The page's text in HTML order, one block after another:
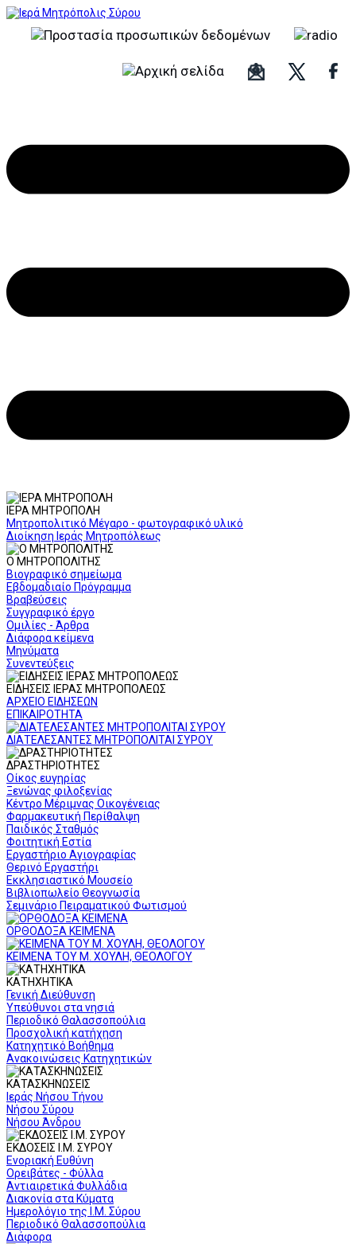
ΙΕΡΑ ΜΗΤΡΟΠΟΛΗ
Μητροπολιτικό Μέγαρο - φωτογραφικό υλικό
Διοίκηση Ιεράς Μητροπόλεως
Ο ΜΗΤΡΟΠΟΛΙΤΗΣ
Βιογραφικό σημείωμα
Εβδομαδιαίο Πρόγραμμα
Βραβεύσεις
Συγγραφικό έργο
Ομιλίες - Άρθρα
Διάφορα κείμενα
Μηνύματα
Συνεντεύξεις
ΕΙΔΗΣΕΙΣ ΙΕΡΑΣ ΜΗΤΡΟΠΟΛΕΩΣ
ΑΡΧΕΙΟ ΕΙΔΗΣΕΩΝ
ΕΠΙΚΑΙΡΟΤΗΤΑ
ΔΙΑΤΕΛΕΣΑΝΤΕΣ ΜΗΤΡΟΠΟΛΙΤΑΙ ΣΥΡΟΥ
ΔΡΑΣΤΗΡΙΟΤΗΤΕΣ
Οίκος ευγηρίας
Ξενώνας φιλοξενίας
Κέντρο Μέριμνας Οικογένειας
Φαρμακευτική Περίθαλψη
Παιδικός Σταθμός
Φοιτητική Εστία
Εργαστήριο Αγιογραφίας
Θερινό Εργαστήρι
Εκκλησιαστικό Μουσείο
Βιβλιοπωλείο Θεογνωσία
Σεμινάριο Πειραματικού Φωτισμού
ΟΡΘΟΔΟΞΑ ΚΕΙΜΕΝΑ
ΚΕΙΜΕΝΑ ΤΟΥ Μ. ΧΟΥΛΗ, ΘΕΟΛΟΓΟΥ
ΚΑΤΗΧΗΤΙΚΑ
Γενική Διεύθυνση
Υπεύθυνοι στα νησιά
Περιοδικό Θαλασσοπούλια
Προσχολική κατήχηση
Κατηχητικό Βοήθημα
Ανακοινώσεις Κατηχητικών
ΚΑΤΑΣΚΗΝΩΣΕΙΣ
Ιεράς Νήσου Τήνου
Νήσου Σύρου
Νήσου Άνδρου
ΕΚΔΟΣΕΙΣ Ι.Μ. ΣΥΡΟΥ
Ενοριακή Ευθύνη
Ορειβάτες - Φύλλα
Αντιαιρετικά Φυλλάδια
Διακονία στα Κύματα
Ημερολόγιο της Ι.Μ. Σύρου
Περιοδικό Θαλασσοπούλια
Διάφορα